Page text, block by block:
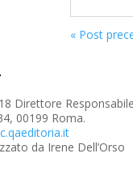
« Post
Direttore
00199 Roma.
da Irene Dell’Orso